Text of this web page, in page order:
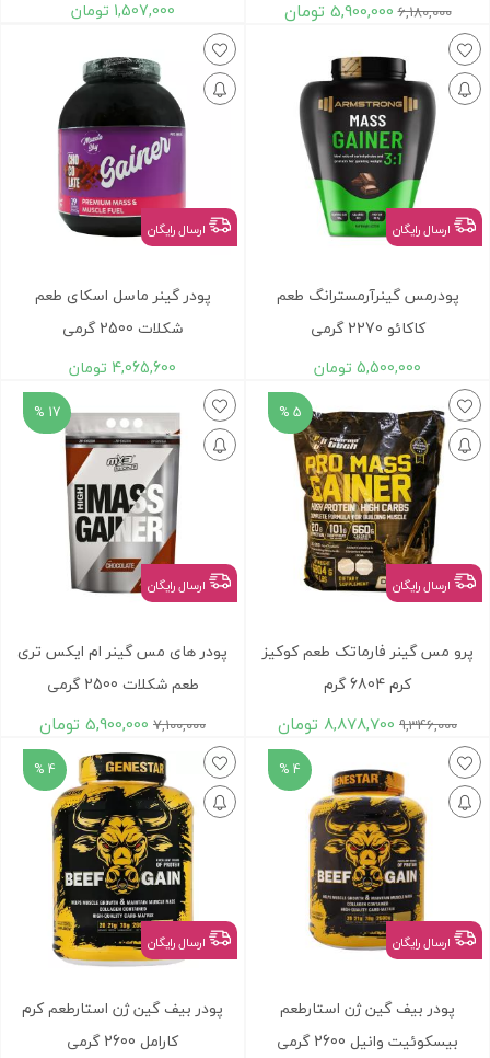
6,180,000
5,900,000 تومان 1,507,000 تومان
ارسال رایگان
پودرمس گینرآرمسترانگ طعم
کاکائو 2270 گرمی
5,500,000 تومان
ارسال رایگان
پودر گینر ماسل اسکای طعم
شکلات 2500 گرمی
4,065,600 تومان
5 %
ارسال رایگان
پرو مس گینر فارماتک طعم کوکیز
کرم 6804 گرم
9,346,000
8,878,700 تومان
17 %
ارسال رایگان
پودر های مس گینر ام ایکس تری
طعم شکلات 2500 گرمی
7,100,000
5,900,000 تومان
4 %
ارسال رایگان
پودر بیف گین ژن استارطعم
بیسکوئیت وانیل 2600 گرمی
4 %
ارسال رایگان
پودر بیف گین ژن استارطعم کرم
کارامل 2600 گرمی